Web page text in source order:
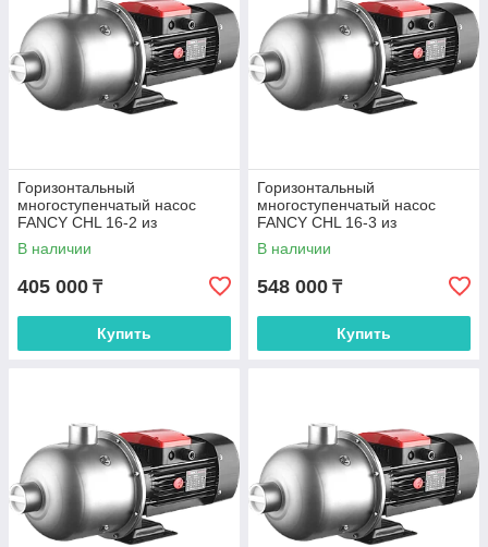
Горизонтальный
многоступенчатый насос
FANCY CHL 16-2 из
нержавеющей стали
В наличии
405 000 ₸
Купить
Горизонтальный
многоступенчатый насос
FANCY CHL 16-3 из
нержавеющей стали
В наличии
548 000 ₸
Купить